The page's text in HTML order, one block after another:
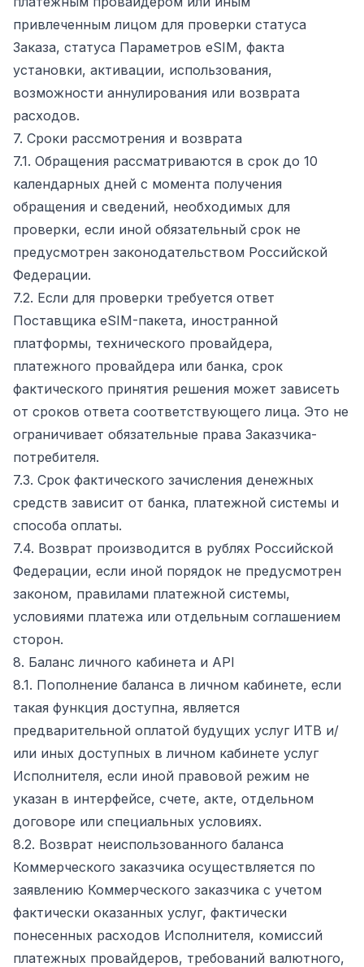
привлеченным лицом для проверки статуса
Заказа, статуса Параметров eSIM, факта
установки, активации, использования,
возможности аннулирования или возврата
расходов.
7. Сроки рассмотрения и возврата
7.1. Обращения рассматриваются в срок до 10
календарных дней с момента получения
обращения и сведений, необходимых для
проверки, если иной обязательный срок не
предусмотрен законодательством Российской
Федерации.
7.2. Если для проверки требуется ответ
Поставщика eSIM-пакета, иностранной
платформы, технического провайдера,
платежного провайдера или банка, срок
фактического принятия решения может зависеть
от сроков ответа соответствующего лица. Это не
ограничивает обязательные права Заказчика-
потребителя.
7.3. Срок фактического зачисления денежных
средств зависит от банка, платежной системы и
способа оплаты.
7.4. Возврат производится в рублях Российской
Федерации, если иной порядок не предусмотрен
законом, правилами платежной системы,
условиями платежа или отдельным соглашением
сторон.
8. Баланс личного кабинета и API
8.1. Пополнение баланса в личном кабинете, если
такая функция доступна, является
предварительной оплатой будущих услуг ИТВ и/
или иных доступных в личном кабинете услуг
Исполнителя, если иной правовой режим не
указан в интерфейсе, счете, акте, отдельном
договоре или специальных условиях.
8.2. Возврат неиспользованного баланса
Коммерческого заказчика осуществляется по
заявлению Коммерческого заказчика с учетом
фактически оказанных услуг, фактически
понесенных расходов Исполнителя, комиссий
платежных провайдеров, требований валютного,